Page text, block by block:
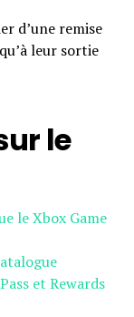
d’une remise
leur sortie
le
le Xbox Game
et Rewards